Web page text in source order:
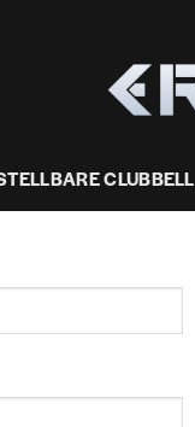
CLUBBELL